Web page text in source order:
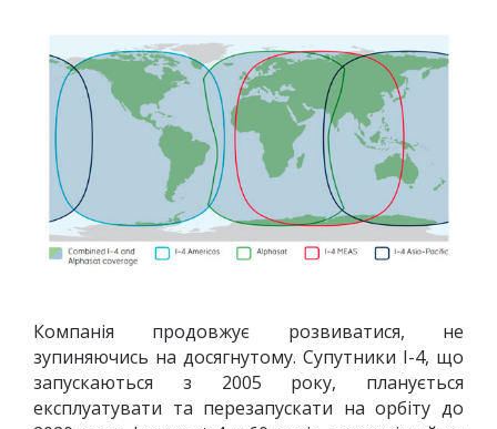
Компанія продовжує розвиватися, не
зупиняючись на досягнутому. Супутники I-4, що
запускаються з 2005 року, планується
експлуатувати та перезапускати на орбіту до